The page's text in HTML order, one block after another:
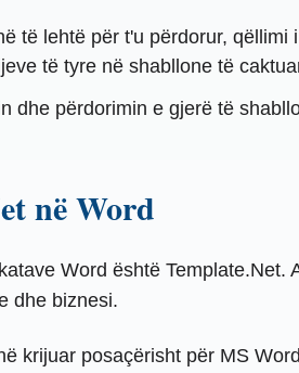
të lehtë për t'u përdorur,
të tyre në shabllone të
dhe përdorimin e gjerë të
në Word
Word është
dhe biznesi.
krijuar posaçërisht për MS